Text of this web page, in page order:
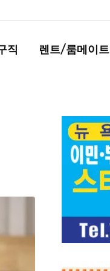
직 렌트/룸메이트